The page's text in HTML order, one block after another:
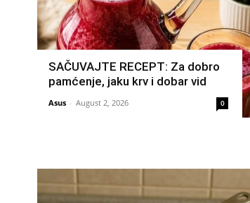
SAČUVAJTE RECEPT: Za dobro
pamćenje, jaku krv i dobar vid
Asus - August 2, 2026 0